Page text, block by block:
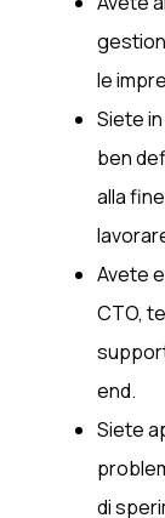
le
Siete
ben
alla
Avete
CTO,
end.
Siete
di